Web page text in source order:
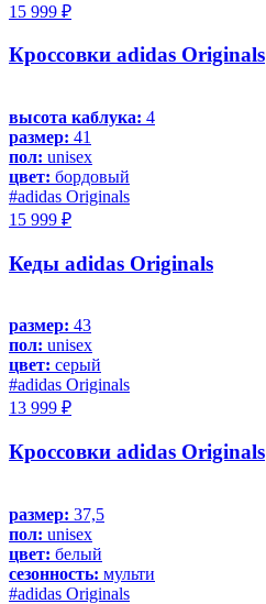
15 999 ₽
Кроссовки adidas Originals
высота каблука: 4
размер: 41
пол: unisex
цвет: бордовый
#adidas Originals
15 999 ₽
Кеды adidas Originals
размер: 43
пол: unisex
цвет: серый
#adidas Originals
13 999 ₽
Кроссовки adidas Originals
размер: 37,5
пол: unisex
цвет: белый
сезонность: мульти
#adidas Originals